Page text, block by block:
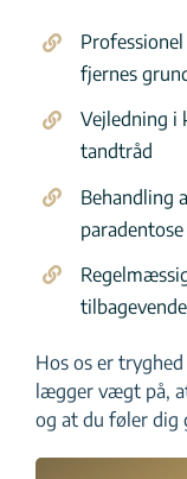
fjernes
Vejledning i
tandtråd
Behandling
paradentose
Hos os er
lægger vægt på,
og at du føler dig